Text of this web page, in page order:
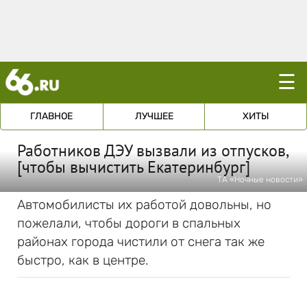
☰
ГЛАВНОЕ ЛУЧШЕЕ ХИТЫ
Работников ДЭУ вызвали из отпусков,
[чтобы вычистить Екатеринбург]
ТА «Ночные новости»
Автомобилисты их работой довольны, но
пожелали, чтобы дороги в спальных
районах города чистили от снега так же
быстро, как в центре.